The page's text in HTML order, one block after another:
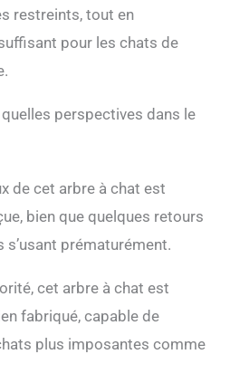
protéger votre canapé.
Cette haute tour à griffer
avec des vis et une clé à
pour chats.
restreints, tout en
pour les chats de
perspectives dans le
de cet arbre à chat est
bien que quelques retours
prématurément.
cet arbre à chat est
fabriqué, capable de
plus imposantes comme